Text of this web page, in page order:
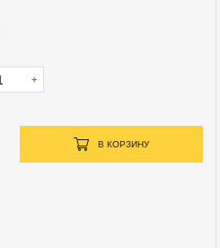
+
В КОРЗИНУ